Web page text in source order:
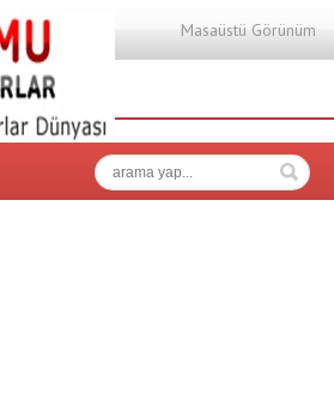
Masaüstü Görünüm